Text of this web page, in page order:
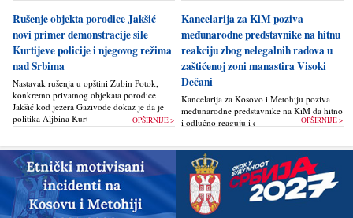
Rušenje objekta porodice Jakšić
novi primer demonstracije sile
Kurtijeve policije i njegovog režima
nad Srbima
Nastavak rušenja u opštini Zubin Potok,
konkretno privatnog objekata porodice
Jakšić kod jezera Gazivode dokaz je da je
politika Alјbina Kurtija...
OPŠIRNIJE >
Kancelarija za KiM poziva
međunarodne predstavnike na hitnu
reakciju zbog nelegalnih radova u
zaštićenoj zoni manastira Visoki
Dečani
Kancelarija za Kosovo i Metohiju poziva
međunarodne predstavnike na KiM da hitno
i odlučno reaguju i da bez odlaganja
građevinskih...
OPŠIRNIJE >